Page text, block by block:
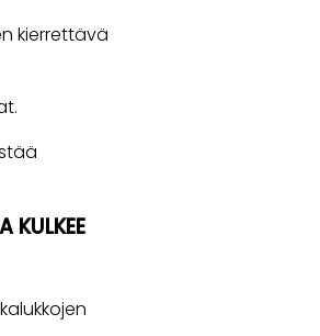
kierrettävä
KULKEE